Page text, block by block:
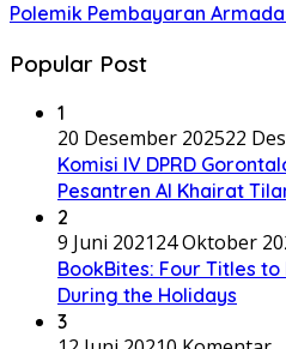
Polemik Pembayaran Armada
Popular Post
1
20 Desember 202522
Komisi IV DPRD
Pesantren Al Khairat
2
9 Juni 202124 Oktober
BookBites: Four Titles to
During the Holidays
3